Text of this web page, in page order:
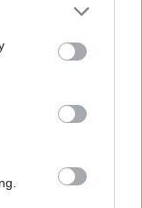
or more Google
You may click to
party tags to
in below Google